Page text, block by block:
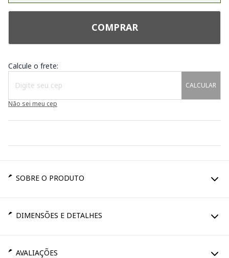
COMPRAR
Calcule o frete:
CALCULAR
Não sei meu cep
SOBRE O PRODUTO
DIMENSÕES E DETALHES
AVALIAÇÕES